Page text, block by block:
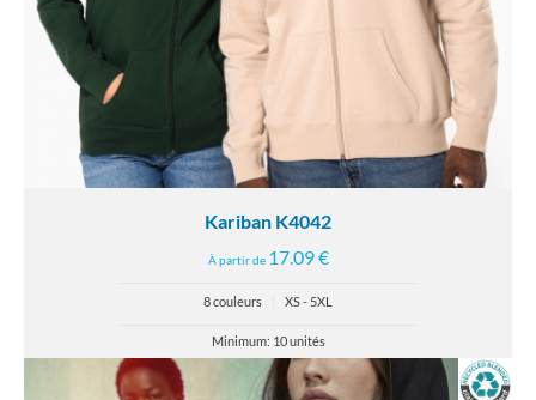
Kariban K4042
À partir de 17.09 €
8 couleurs XS - 5XL
Minimum: 10 unités